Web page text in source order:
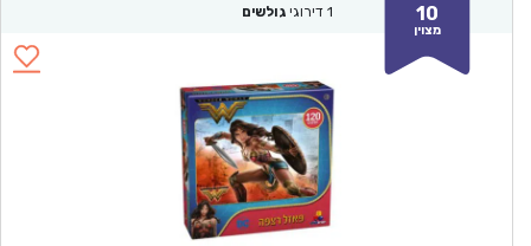
10
מצוין
1 דירוגי גולשים